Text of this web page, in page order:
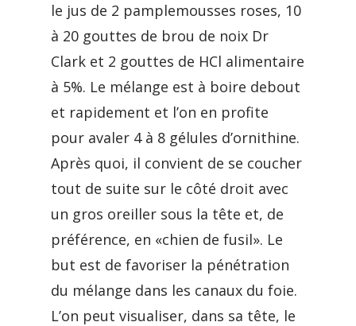
le jus de 2 pamplemousses roses, 10
à 20 gouttes de brou de noix Dr
Clark et 2 gouttes de HCl alimentaire
à 5%. Le mélange est à boire debout
et rapidement et l’on en profite
pour avaler 4 à 8 gélules d’ornithine.
Après quoi, il convient de se coucher
tout de suite sur le côté droit avec
un gros oreiller sous la tête et, de
préférence, en «chien de fusil». Le
but est de favoriser la pénétration
du mélange dans les canaux du foie.
L’on peut visualiser, dans sa tête, le